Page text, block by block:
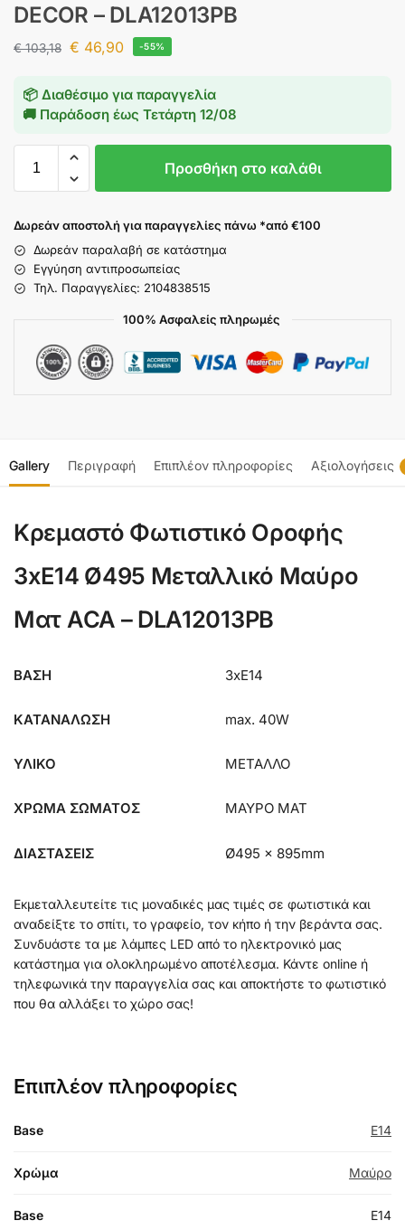
DECOR – DLA12013PB
€103,18 € 46,90 -55%
📦 Διαθέσιμο για παραγγελία
🚚 Παράδοση έως Τετάρτη 12/08
Προσθήκη στο καλάθι
Δωρεάν αποστολή για παραγγελίες πάνω *από €100
Δωρεάν παραλαβή σε κατάστημα
Εγγύηση αντιπροσωπείας
Τηλ. Παραγγελίες: 2104838515
100% Ασφαλείς πληρωμές
Gallery Περιγραφή Επιπλέον πληροφορίες Αξιολογήσεις
Κρεμαστό Φωτιστικό Οροφής
3xE14 Ø495 Μεταλλικό Μαύρο
Ματ ACA – DLA12013PB
ΒΑΣΗ 3xE14
ΚΑΤΑΝΑΛΩΣΗ max. 40W
ΥΛΙΚΟ ΜΕΤΑΛΛΟ
ΧΡΩΜΑ ΣΩΜΑΤΟΣ ΜΑΥΡΟ ΜΑΤ
ΔΙΑΣΤΑΣΕΙΣ Ø495 x 895mm
Εκμεταλλευτείτε τις μοναδικές μας τιμές σε φωτιστικά και
αναδείξτε το σπίτι, το γραφείο, τον κήπο ή την βεράντα σας.
Συνδυάστε τα με λάμπες LED από το ηλεκτρονικό μας
κατάστημα για ολοκληρωμένο αποτέλεσμα. Κάντε online ή
τηλεφωνικά την παραγγελία σας και αποκτήστε το φωτιστικό
που θα αλλάξει το χώρο σας!
Επιπλέον πληροφορίες
Base E14
Χρώμα Μαύρο
Base E14